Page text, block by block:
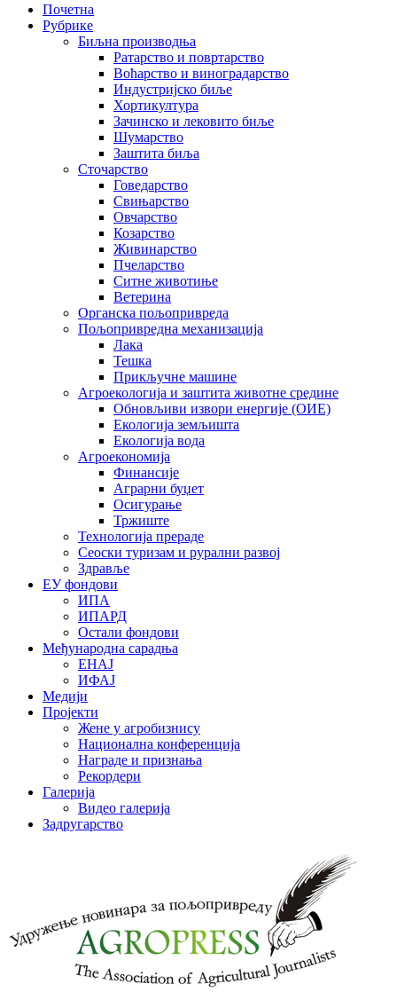
Почетна
Рубрике
Биљна производња
Ратарство и повртарство
Воћарство и виноградарство
Индустријско биље
Хортикултура
Зачинско и лековито биље
Шумарство
Заштита биља
Сточарство
Говедарство
Свињарство
Овчарство
Козарство
Живинарство
Пчеларство
Ситне животиње
Ветерина
Органска пољопривреда
Пољопривредна механизација
Лака
Тешка
Прикључне машине
Агроекологија и заштита животне средине
Обновљиви извори енергије (ОИЕ)
Екологија земљишта
Екологија вода
Агроекономија
Финансије
Аграрни буџет
Осигурање
Тржиште
Технологија прераде
Сеоски туризам и рурални развој
Здравље
ЕУ фондови
ИПА
ИПАРД
Остали фондови
Међународна сарадња
ЕНАЈ
ИФАЈ
Медији
Пројекти
Жене у агробизнису
Национална конференција
Награде и признања
Рекордери
Галерија
Видео галерија
Задругарство